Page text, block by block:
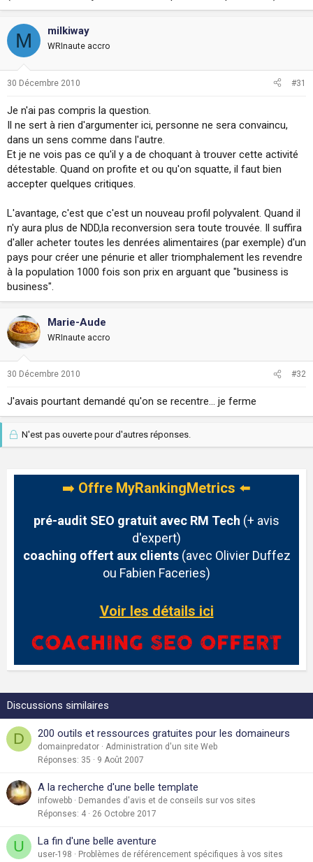
M milkiway
WRInaute accro
30 Décembre 2010 #31
Je n'ai pas compris la question.
Il ne sert à rien d'argumenter ici, personne ne sera convaincu,
dans un sens comme dans l'autre.
Et je ne vois pas ce qu'il y a de choquant à trouver cette activité
détestable. Quand on profite et ou qu'on squatte, il faut bien
accepter quelques critiques.
L'avantage, c'est que c'est un nouveau profil polyvalent. Quand il
n'y aura plus de NDD,la reconversion sera toute trouvée. Il suffira
d'aller acheter toutes les denrées alimentaires (par exemple) d'un
pays pour créer une pénurie et aller triomphalement les revendre
à la population 1000 fois son prix en arguant que "business is
business".
Marie-Aude
WRInaute accro
30 Décembre 2010 #32
J'avais pourtant demandé qu'on se recentre... je ferme
N'est pas ouverte pour d'autres réponses.
➡️ Offre MyRankingMetrics ⬅️
pré-audit SEO gratuit avec RM Tech (+ avis
d'expert)
coaching offert aux clients(avec Olivier Duffez
ou Fabien Faceries)
Voir les détails ici
Discussions similaires
D 200 outils et ressources gratuites pour les domaineurs
domainpredator
Administration d'un site Web
Réponses 35 9 Août 2007
A la recherche d'une belle template
infowebb
Demandes d'avis et de conseils sur vos sites
Réponses 4 26 Octobre 2017
U La fin d'une belle aventure
user-198 Problèmes de référencement spécifiques à vos sites